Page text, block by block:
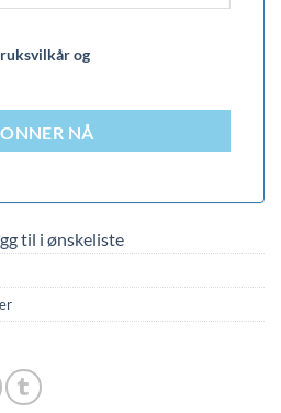
og
NÅ
til i ønskeliste